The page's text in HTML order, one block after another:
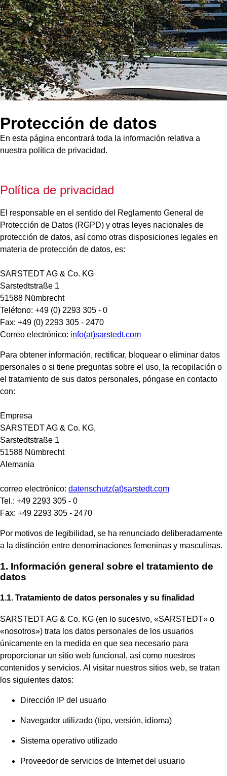
Protección de datos
En esta página encontrará toda la información relativa a
nuestra política de privacidad.
Política de privacidad
El responsable en el sentido del Reglamento General de
Protección de Datos (RGPD) y otras leyes nacionales de
protección de datos, así como otras disposiciones legales en
materia de protección de datos, es:
SARSTEDT AG & Co. KG
Sarstedtstraße 1
51588 Nümbrecht
Teléfono: +49 (0) 2293 305 - 0
Fax: +49 (0) 2293 305 - 2470
Correo electrónico: info(at)sarstedt.com
Para obtener información, rectificar, bloquear o eliminar datos
personales o si tiene preguntas sobre el uso, la recopilación o
el tratamiento de sus datos personales, póngase en contacto
con:
Empresa
SARSTEDT AG & Co. KG,
Sarstedtstraße 1
51588 Nümbrecht
Alemania
correo electrónico: datenschutz(at)sarstedt.com
Tel.: +49 2293 305 - 0
Fax: +49 2293 305 - 2470
Por motivos de legibilidad, se ha renunciado deliberadamente
a la distinción entre denominaciones femeninas y masculinas.
1. Información general sobre el tratamiento de
datos
1.1. Tratamiento de datos personales y su finalidad
SARSTEDT AG & Co. KG (en lo sucesivo, «SARSTEDT» o
«nosotros») trata los datos personales de los usuarios
únicamente en la medida en que sea necesario para
proporcionar un sitio web funcional, así como nuestros
contenidos y servicios. Al visitar nuestros sitios web, se tratan
los siguientes datos:
Dirección IP del usuario
Navegador utilizado (tipo, versión, idioma)
Sistema operativo utilizado
Proveedor de servicios de Internet del usuario